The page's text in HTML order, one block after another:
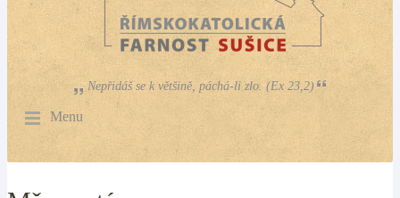
Nepřidáš se k většině, páchá-li zlo. (Ex 23,2)
Menu